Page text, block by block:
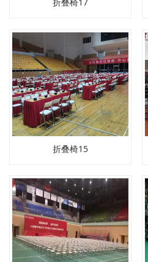
折叠椅15